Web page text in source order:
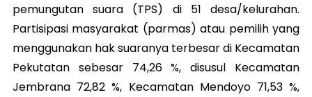
pemungutan suara (TPS) di 51 desa/kelurahan.
Partisipasi masyarakat (parmas) atau pemilih yang
menggunakan hak suaranya terbesar di Kecamatan
Pekutatan sebesar 74,26 %, disusul Kecamatan
Jembrana 72,82 %, Kecamatan Mendoyo 71,53 %,